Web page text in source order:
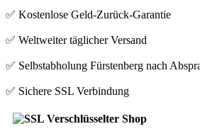
✅ Kostenlose Geld-Zurück-Garantie
✅ Weltweiter täglicher Versand
✅ Selbstabholung Fürstenberg nach
✅ Sichere SSL Verbindung